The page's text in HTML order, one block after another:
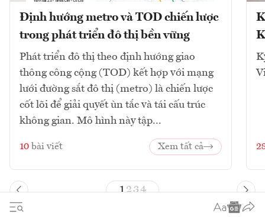
Định hướng metro và TOD chiến lược
trong phát triển đô thị bền vững
Phát triển đô thị theo định hướng giao
thông công cộng (TOD) kết hợp với mạng
lưới đường sắt đô thị (metro) là chiến lược
cốt lõi để giải quyết ùn tắc và tái cấu trúc
không gian. Mô hình này tập...
10 bài viết Xem tất cả
1234